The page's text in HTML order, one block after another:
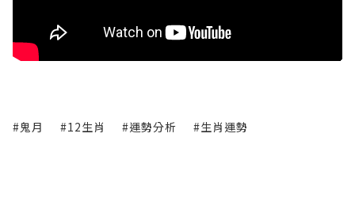
#鬼月 #12生肖 #運勢分析 #生肖運勢